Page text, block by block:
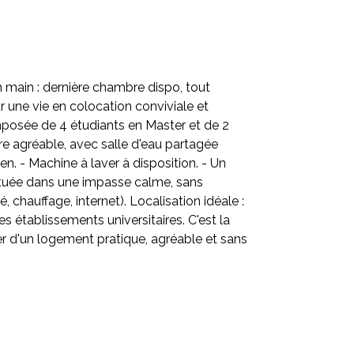
main : dernière chambre dispo, tout
une vie en colocation conviviale et
de 4 étudiants en Master et de 2
agréable, avec salle d'eau partagée
- Machine à laver à disposition. - Un
dans une impasse calme, sans
chauffage, internet). Localisation idéale :
établissements universitaires. C'est la
d'un logement pratique, agréable et sans